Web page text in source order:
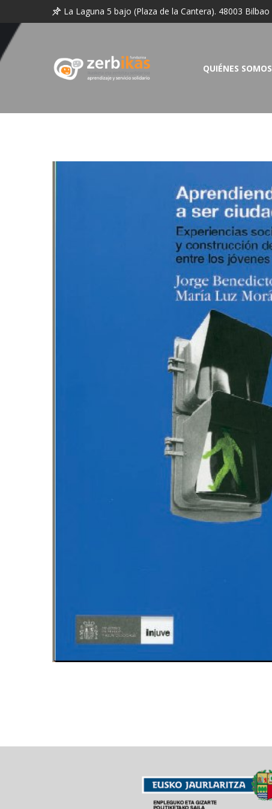
La Laguna 5 bajo (Plaza de la Cantera). 48003 Bilbao
QUIÉNES SOMOS